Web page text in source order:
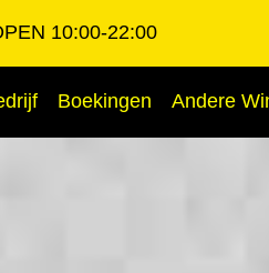
10:00-22:00
Boekingen Andere